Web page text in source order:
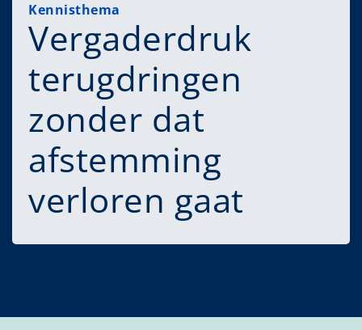
Kennisthema
Vergaderdruk
terugdringen
zonder dat
afstemming
verloren gaat